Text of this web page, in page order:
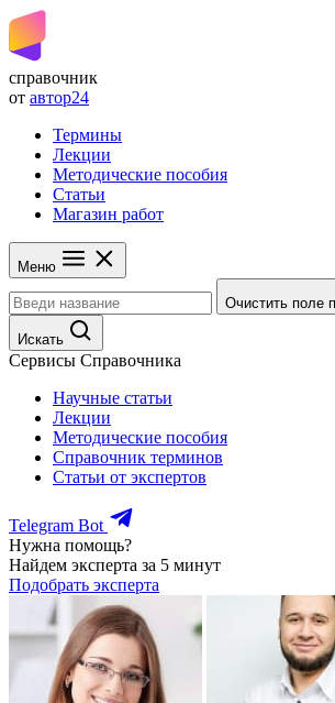
справочник
от автор24
Термины
Лекции
Методические пособия
Статьи
Магазин работ
Меню
Очистить поле
Искать
Сервисы Справочника
Научные статьи
Лекции
Методические пособия
Справочник терминов
Статьи от экспертов
Telegram Bot
Нужна помощь?
Найдем эксперта за 5 минут
Подобрать эксперта